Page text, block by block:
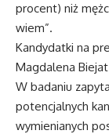
procent) niż
wiem”.
Kandydatki na
Magdalena
W badaniu
potencjalnych
wymienianych